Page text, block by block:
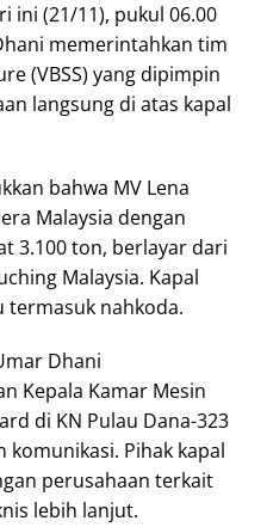
ini (21/11), pukul 06.00
memerintahkan tim
(VBSS) yang dipimpin
langsung di atas kapal
bahwa MV Lena
Malaysia dengan
3.100 ton, berlayar dari
Malaysia. Kapal
termasuk nahkoda.
Dhani
Kepala Kamar Mesin
di KN Pulau Dana-323
Pihak kapal
perusahaan terkait
lebih lanjut.